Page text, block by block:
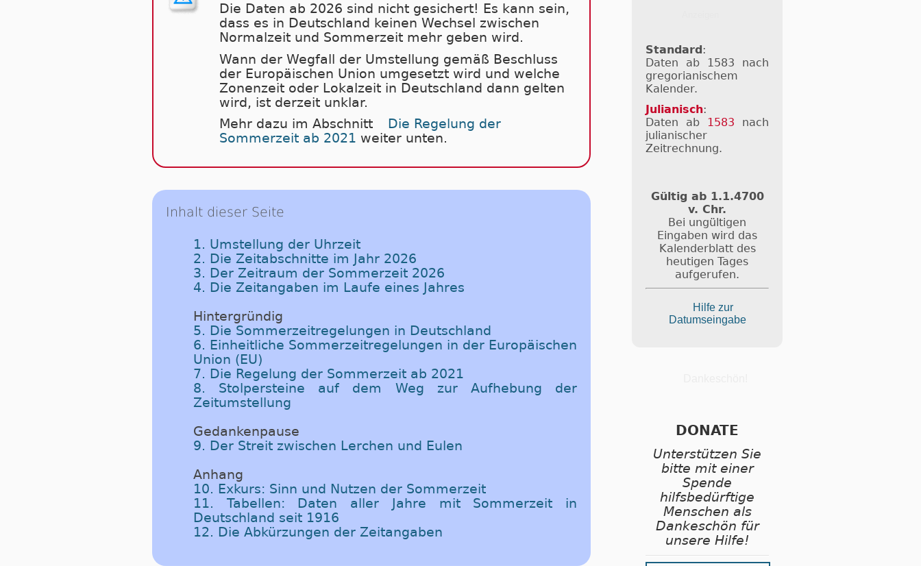
Die Daten ab 2026 sind nicht gesichert! Es kann sein,
dass es in Deutschland keinen Wechsel zwischen
Normalzeit und Sommerzeit mehr geben wird.
Wann der Wegfall der Umstellung gemäß Beschluss
der Europäischen Union umgesetzt wird und welche
Zonenzeit oder Lokalzeit in Deutschland dann gelten
wird, ist derzeit unklar.
Mehr dazu im Abschnitt
Die Regelung der
Sommerzeit ab 2021 weiter unten.
Inhalt dieser Seite
1. Umstellung der Uhrzeit
2. Die Zeitabschnitte im Jahr 2026
3. Der Zeitraum der Sommerzeit 2026
4. Die Zeitangaben im Laufe eines Jahres
Hintergründig
5. Die Sommerzeitregelungen in Deutschland
6. Einheitliche Sommerzeitregelungen in der Europäischen
Union (EU)
7. Die Regelung der Sommerzeit ab 2021
8. Stolpersteine auf dem Weg zur Aufhebung der
Zeitumstellung
Gedankenpause
9. Der Streit zwischen Lerchen und Eulen
Anhang
10. Exkurs: Sinn und Nutzen der Sommerzeit
11. Tabellen: Daten aller Jahre mit Sommerzeit in
Deutschland seit 1916
12. Die Abkürzungen der Zeitangaben
Standard :
Daten ab 1583 nach
gregorianischem
Kalender.
Julianisch:
Daten ab 1583 nach
julianischer
Zeitrechnung.
Gültig ab 1.1.4700
v. Chr.
Bei ungültigen
Eingaben wird das
Kalenderblatt des
heutigen Tages
aufgerufen.
Hilfe zur
Datumseingabe
DONATE
Unterstützen Sie
bitte mit einer
Spende
hilfsbedürftige
Menschen als
Dankeschön für
unsere Hilfe!